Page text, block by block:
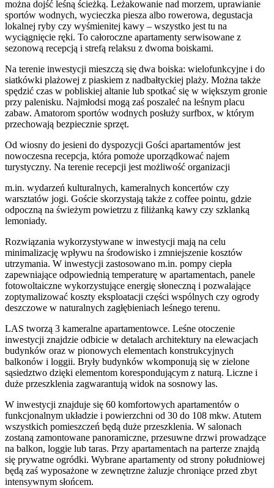
można dojść leśną ścieżką. Leżakowanie nad morzem, uprawianie
sportów wodnych, wycieczka piesza albo rowerowa, degustacja
lokalnej ryby czy wyśmienitej kawy – wszystko jest tu na
wyciągnięcie ręki. To całoroczne apartamenty serwisowane z
sezonową recepcją i strefą relaksu z dwoma boiskami.
Na terenie inwestycji mieszczą się dwa boiska: wielofunkcyjne i do
siatkówki plażowej z piaskiem z nadbałtyckiej plaży. Można także
spędzić czas w pobliskiej altanie lub spotkać się w większym gronie
przy palenisku. Najmłodsi mogą zaś poszaleć na leśnym placu
zabaw. Amatorom sportów wodnych posłuży surfbox, w którym
przechowają bezpiecznie sprzęt.
Od wiosny do jesieni do dyspozycji Gości apartamentów jest
nowoczesna recepcja, która pomoże uporządkować najem
turystyczny. Na terenie recepcji jest możliwość organizacji
m.in. wydarzeń kulturalnych, kameralnych koncertów czy
warsztatów jogi. Goście skorzystają także z coffee pointu, gdzie
odpoczną na świeżym powietrzu z filiżanką kawy czy szklanką
lemoniady.
Rozwiązania wykorzystywane w inwestycji mają na celu
minimalizację wpływu na środowisko i zmniejszenie kosztów
utrzymania. W inwestycji zastosowano m.in. pompy ciepła
zapewniające odpowiednią temperaturę w apartamentach, panele
fotowoltaiczne wykorzystujące energię słoneczną i pozwalające
zoptymalizować koszty eksploatacji części wspólnych czy ogrody
deszczowe w naturalnych zagłębieniach leśnego terenu.
LAS tworzą 3 kameralne apartamentowce. Leśne otoczenie
inwestycji znajdzie odbicie w detalach architektury na elewacjach
budynków oraz w pionowych elementach konstrukcyjnych
balkonów i loggii. Bryły budynków wkomponują się w zielone
sąsiedztwo dzięki elementom korespondującym z naturą. Liczne i
duże przeszklenia zagwarantują widok na sosnowy las.
W inwestycji znajduje się 60 komfortowych apartamentów o
funkcjonalnym układzie i powierzchni od 30 do 108 mkw. Atutem
wszystkich pomieszczeń będą duże przeszklenia. W salonach
zostaną zamontowane panoramiczne, przesuwne drzwi prowadzące
na balkon, loggie lub taras. Przy apartamentach na parterze znajdą
się prywatne ogródki. Wybrane apartamenty od strony południowej
będą zaś wyposażone w zewnętrzne żaluzje chroniące przed zbyt
intensywnym słońcem.